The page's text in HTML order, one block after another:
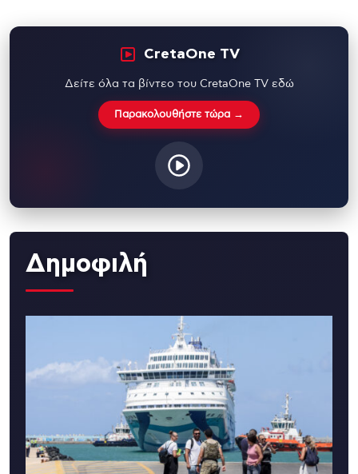
CretaOne TV
Δείτε όλα τα βίντεο του CretaOne TV εδώ
Παρακολουθήστε τώρα →
Δημοφιλή